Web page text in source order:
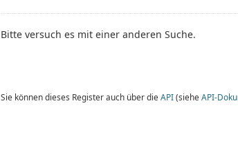
Bitte versuch es mit einer anderen Suche.
Sie können dieses Register auch über die API(siehe API-